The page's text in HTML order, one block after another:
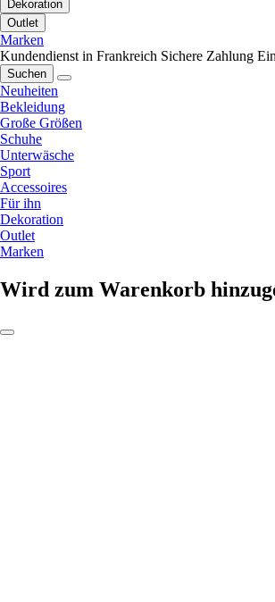
Dekoration
Outlet
Marken
Kundendienst in Frankreich Sichere Zahlung
Suchen
Neuheiten
Bekleidung
Große Größen
Schuhe
Unterwäsche
Sport
Accessoires
Für ihn
Dekoration
Outlet
Marken
Wird zum Warenkorb